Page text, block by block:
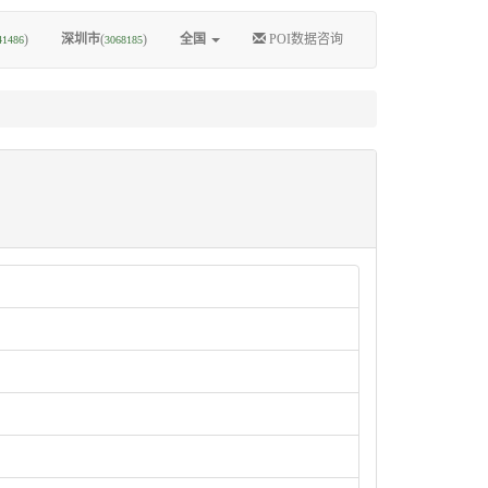
) 深圳市(3068185) 全国 POI数据咨询